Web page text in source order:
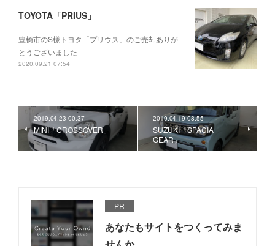
TOYOTA「PRIUS」
豊橋市のS様トヨタ「プリウス」のご売却ありが
とうございました
2020.09.21 07:54
2019.04.23 00:37
MINI「CROSSOVER」
2019.04.19 08:55
SUZUKI「SPACIA
GEAR」
PR
あなたもサイトをつくってみま